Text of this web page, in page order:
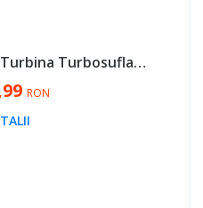
Turbo Turbina Turbosuflanta BMW X1 E84 2.0 Diesel N47 2009 - 2015 Cod 851947503D, 49335-00635 [MX0771]
RON